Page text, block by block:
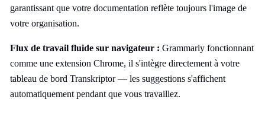
garantissant que votre documentation reflète toujours l'image de
votre organisation.
Flux de travail fluide sur navigateur : Grammarly fonctionnant
comme une extension Chrome, il s'intègre directement à votre
tableau de bord Transkriptor — les suggestions s'affichent
automatiquement pendant que vous travaillez.